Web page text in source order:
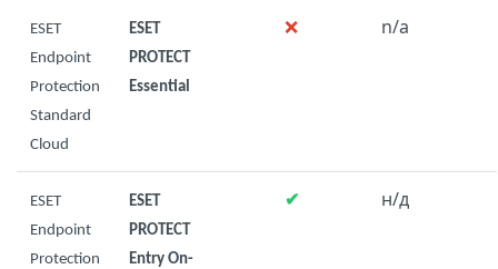
ESET
Endpoint
Protection
Standard
Cloud
ESET
PROTECT
Essential
❌ n/a
ESET
Endpoint
Protection
ESET
PROTECT
Entry On-
✔ н/д